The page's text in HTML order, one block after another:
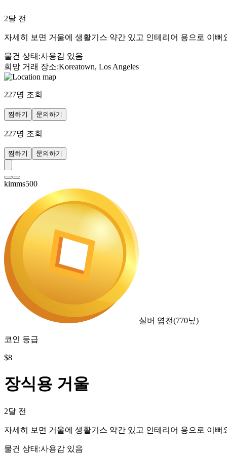
2달 전
자세히 보면 거울에 생활기스 약간 있고 인테리어 용으로 이뻐
물건 상태 :사용감 있음
희망 거래 장소:Koreatown, Los Angeles
227명 조회
찜하기 문의하기
227명 조회
찜하기 문의하기
kimms500
실버 엽전(770닢)
코인 등급
$8
장식용 거울
2달 전
자세히 보면 거울에 생활기스 약간 있고 인테리어 용으로 이뻐
물건 상태 :사용감 있음